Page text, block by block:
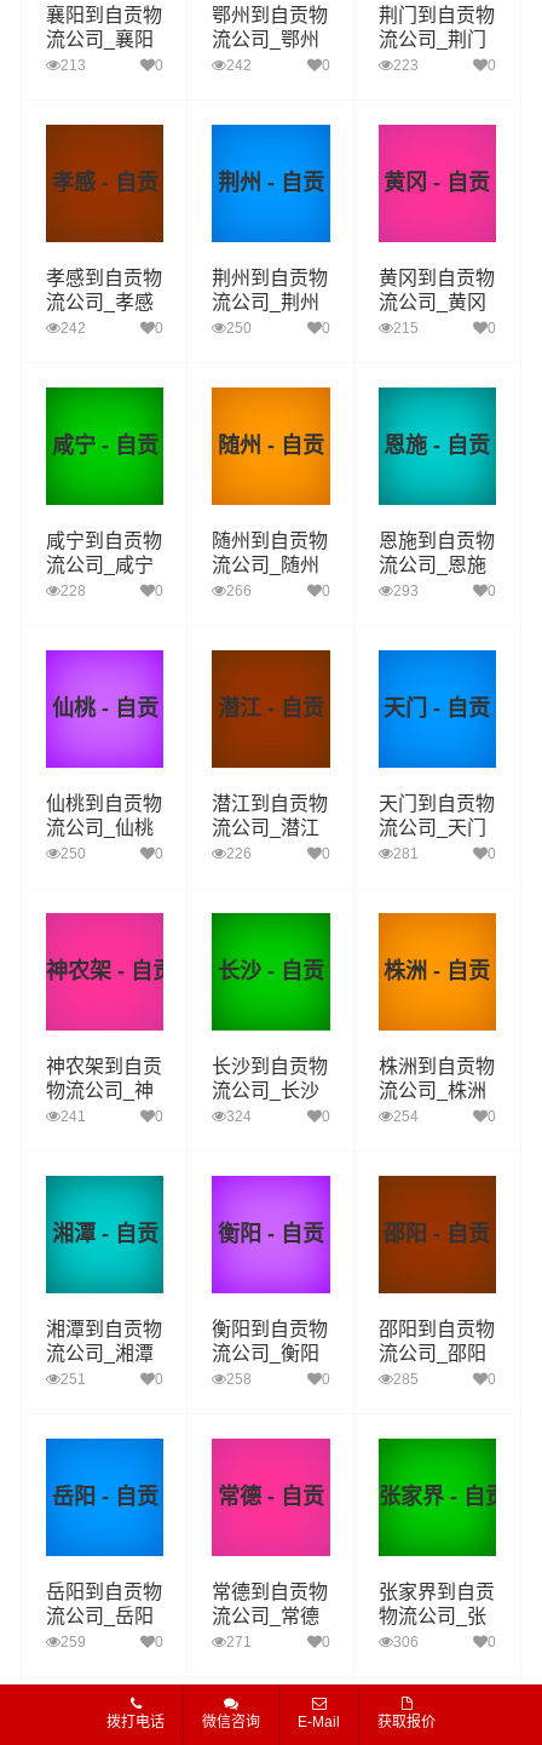
襄阳到自贡物
流公司_襄阳
到自贡货运_
213 0
鄂州到自贡物
流公司_鄂州
到自贡货运_
242 0
荆门到自贡物
流公司_荆门
到自贡货运_
223 0
孝感 - 自贡
孝感到自贡物
流公司_孝感
到自贡货运_
242 0
荆州 - 自贡
荆州到自贡物
流公司_荆州
到自贡货运_
250 0
黄冈 - 自贡
黄冈到自贡物
流公司_黄冈
到自贡货运_
215 0
咸宁 - 自贡
咸宁到自贡物
流公司_咸宁
到自贡货运_
228 0
随州 - 自贡
随州到自贡物
流公司_随州
到自贡货运_
266 0
恩施 - 自贡
恩施到自贡物
流公司_恩施
到自贡货运_
293 0
仙桃 - 自贡
仙桃到自贡物
流公司_仙桃
到自贡货运_
250 0
潜江 - 自贡
潜江到自贡物
流公司_潜江
到自贡货运_
226 0
天门 - 自贡
天门到自贡物
流公司_天门
到自贡货运_
281 0
神农架 - 自贡
神农架到自贡
物流公司_神
农架到自贡货
241 0
长沙 - 自贡
长沙到自贡物
流公司_长沙
到自贡货运_
324 0
株洲 - 自贡
株洲到自贡物
流公司_株洲
到自贡货运_
254 0
湘潭 - 自贡
湘潭到自贡物
流公司_湘潭
到自贡货运_
251 0
衡阳 - 自贡
衡阳到自贡物
流公司_衡阳
到自贡货运_
258 0
邵阳 - 自贡
邵阳到自贡物
流公司_邵阳
到自贡货运_
285 0
岳阳 - 自贡
岳阳到自贡物
流公司_岳阳
到自贡货运_
流专线
259 0
常德 - 自贡
常德到自贡物
流公司_常德
到自贡货运_
流专线
271 0
张家界 - 自贡
张家界到自贡
物流公司_张
家界到自贡货
自贡物流专线
306 0
拨打电话 微信咨询 E-Mail 获取报价